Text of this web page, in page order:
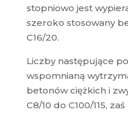
stopniowo jest
szeroko stosowany
C16/20.
Liczby następujące po
wspomnianą
betonów ciężkich i
C8/10 do C100/115,